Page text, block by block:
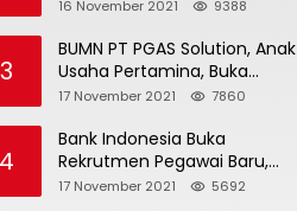
16 November 2021 9388
3
BUMN PT PGAS Solution, Anak
Usaha Pertamina, Buka
Rekrutmen Pegawai Baru
17 November 2021 7860
Bank Indonesia Buka
Rekrutmen Pegawai Baru,
Tersedia 37 Posisi
17 November 2021 5692